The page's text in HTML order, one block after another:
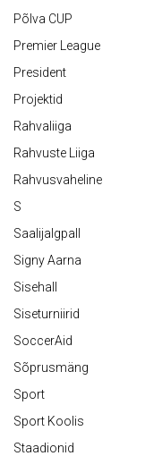
Põlva CUP
Premier League
President
Projektid
Rahvaliiga
Rahvuste Liiga
Rahvusvaheline
S
Saalijalgpall
Signy Aarna
Sisehall
Siseturniirid
SoccerAid
Sõprusmäng
Sport
Sport Koolis
Staadionid